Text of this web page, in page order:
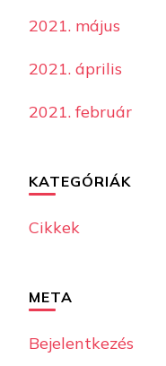
2021. május
2021. április
2021. február
KATEGÓRIÁK
Cikkek
META
Bejelentkezés